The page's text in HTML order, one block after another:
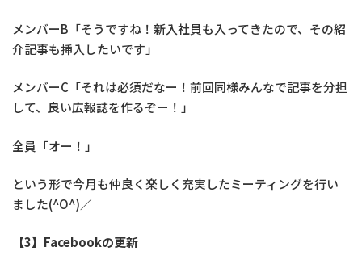
メンバーB「そうですね！新入社員も入ってきたので、その紹
介記事も挿入したいです」
メンバーC「それは必須だなー！前回同様みんなで記事を分担
して、良い広報誌を作るぞー！」
全員「オー！」
という形で今月も仲良く楽しく充実したミーティングを行い
ました(^O^)／
【3】Facebookの更新